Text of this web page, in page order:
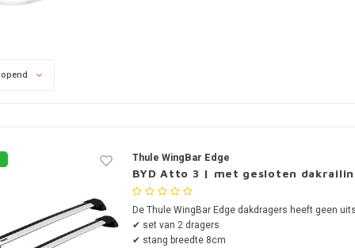
Thule WingBar Edge
BYD Atto 3 | met gesloten
De Thule WingBar Edge dakdragers heeft geen
✔ set van 2 dragers
✔ stang breedte 8cm